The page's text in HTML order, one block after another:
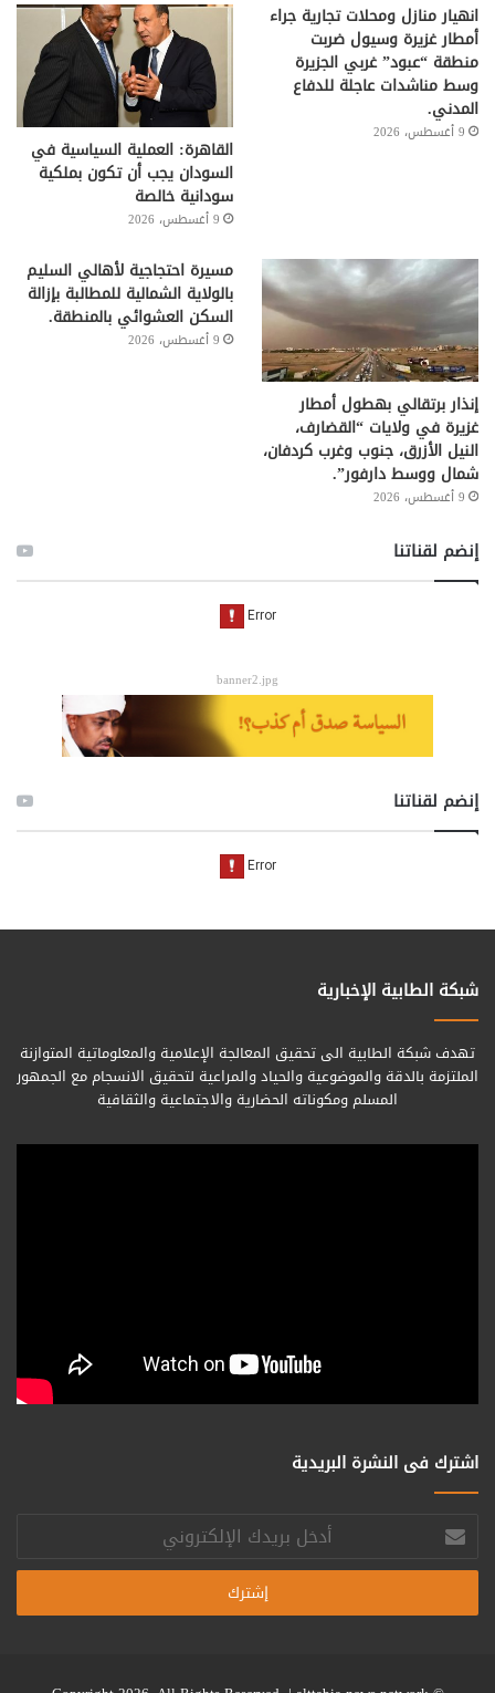
انهيار منازل ومحلات تجارية جراء
أمطار غزيرة وسيول ضربت
منطقة “عبود” غربي الجزيرة
وسط مناشدات عاجلة للدفاع
المدني.
9 أغسطس، 2026
القاهرة: العملية السياسية في
السودان يجب أن تكون بملكية
سودانية خالصة
9 أغسطس، 2026
إنذار برتقالي بهطول أمطار
غزيرة في ولايات “القضارف،
النيل الأزرق، جنوب وغرب كردفان،
شمال ووسط دارفور”.
9 أغسطس، 2026
مسيرة احتجاجية لأهالي السليم
بالولاية الشمالية للمطالبة بإزالة
السكن العشوائي بالمنطقة.
9 أغسطس، 2026
إنضم لقناتنا
banner2.jpg
إنضم لقناتنا
شبكة الطابية الإخبارية
تهدف شبكة الطابية الى تحقيق المعالجة الإعلامية والمعلوماتية المتوازنة
الملتزمة بالدقة والموضوعية والحياد والمراعية لتحقيق الانسجام مع الجمهور
المسلم ومكوناته الحضارية والاجتماعية والثقافية
اشترك فى النشرة البريدية
أدخل
بريدك
الإلكتروني